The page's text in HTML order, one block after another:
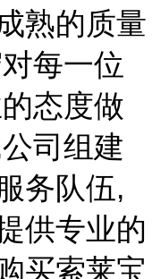
熟的质量
每一位
态度做
司组建
务队伍,
供专业的
买索莱宝